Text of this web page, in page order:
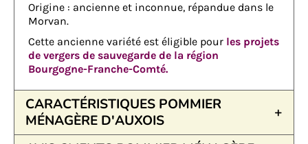
Origine : ancienne et inconnue, répandue dans le
Morvan.
Cette ancienne variété est éligible pour les projets
de vergers de sauvegarde de la région
Bourgogne-Franche-Comté.
CARACTÉRISTIQUES POMMIER
MÉNAGÈRE D'AUXOIS